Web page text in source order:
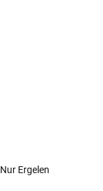
Nur Ergelen